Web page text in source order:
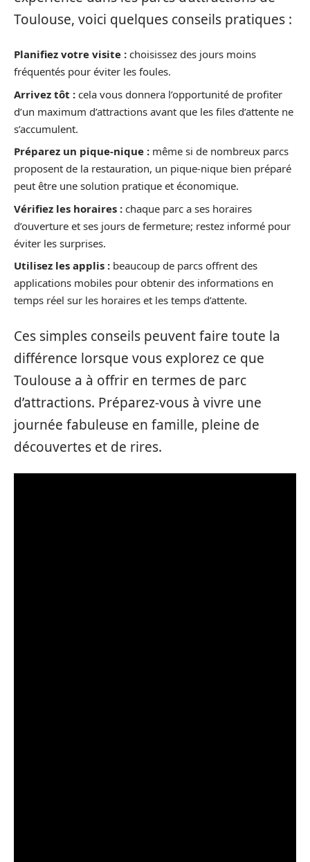
Toulouse, voici quelques conseils pratiques :
Planifiez votre visite : choisissez des jours moins
fréquentés pour éviter les foules.
Arrivez tôt : cela vous donnera l’opportunité de profiter
d’un maximum d’attractions avant que les files d’attente ne
s’accumulent.
Préparez un pique-nique : même si de nombreux parcs
proposent de la restauration, un pique-nique bien préparé
peut être une solution pratique et économique.
Vérifiez les horaires : chaque parc a ses horaires
d’ouverture et ses jours de fermeture; restez informé pour
éviter les surprises.
Utilisez les applis : beaucoup de parcs offrent des
applications mobiles pour obtenir des informations en
temps réel sur les horaires et les temps d’attente.
Ces simples conseils peuvent faire toute la
différence lorsque vous explorez ce que
Toulouse a à offrir en termes de parc
d’attractions. Préparez-vous à vivre une
journée fabuleuse en famille, pleine de
découvertes et de rires.